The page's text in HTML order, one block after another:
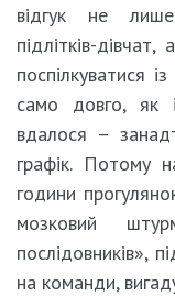
відгук не
підлітків-
поспілкуватися
само довго, як
вдалося –
графік. Потому
години
мозковий
послідовників»,
на команди,